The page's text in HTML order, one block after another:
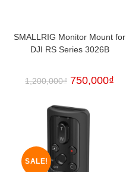
SMALLRIG Monitor Mount for
DJI RS Series 3026B
1,200,000₫ 750,000₫
SALE!